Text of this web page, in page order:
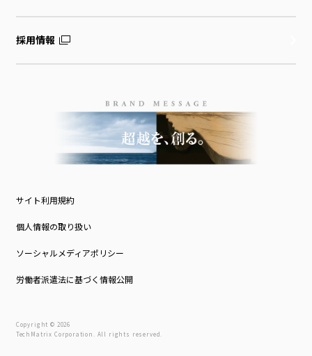
採用情報
サイト利用規約
個人情報の取り扱い
ソーシャルメディアポリシー
労働者派遣法に基づく情報公開
Copyright © 2026
TechMatrix Corporation. All rights reserved.